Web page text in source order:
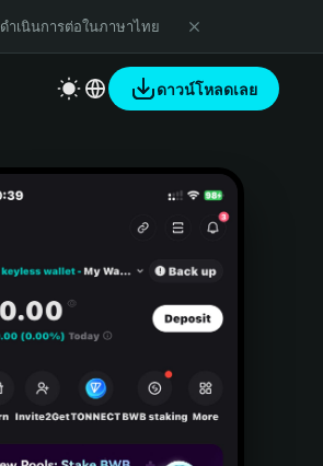
ดำเนินการต่อในภาษาไทย
ดาวน์โหลดเลย